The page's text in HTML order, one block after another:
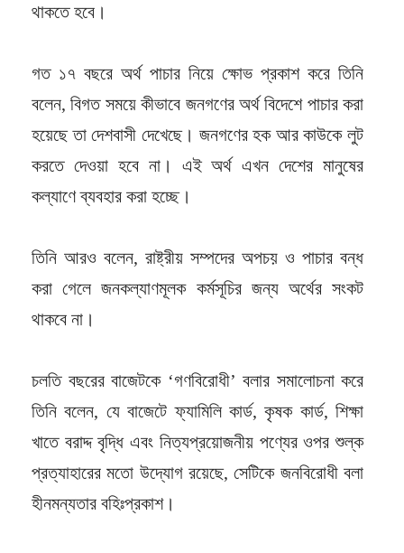
থাকতে হবে।
গত ১৭ বছরে অর্থ পাচার নিয়ে ক্ষোভ প্রকাশ করে তিনি
বলেন, বিগত সময়ে কীভাবে জনগণের অর্থ বিদেশে পাচার করা
হয়েছে তা দেশবাসী দেখেছে। জনগণের হক আর কাউকে লুট
করতে দেওয়া হবে না। এই অর্থ এখন দেশের মানুষের
কল্যাণে ব্যবহার করা হচ্ছে।
তিনি আরও বলেন, রাষ্ট্রীয় সম্পদের অপচয় ও পাচার বন্ধ
করা গেলে জনকল্যাণমূলক কর্মসূচির জন্য অর্থের সংকট
থাকবে না।
চলতি বছরের বাজেটকে ‘গণবিরোধী’ বলার সমালোচনা করে
তিনি বলেন, যে বাজেটে ফ্যামিলি কার্ড, কৃষক কার্ড, শিক্ষা
খাতে বরাদ্দ বৃদ্ধি এবং নিত্যপ্রয়োজনীয় পণ্যের ওপর শুল্ক
প্রত্যাহারের মতো উদ্যোগ রয়েছে, সেটিকে জনবিরোধী বলা
হীনমন্যতার বহিঃপ্রকাশ।